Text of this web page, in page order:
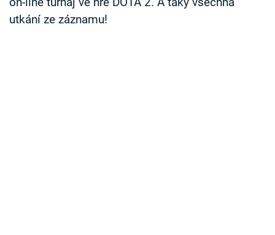
Sledujte nás
utkání ze záznamu!